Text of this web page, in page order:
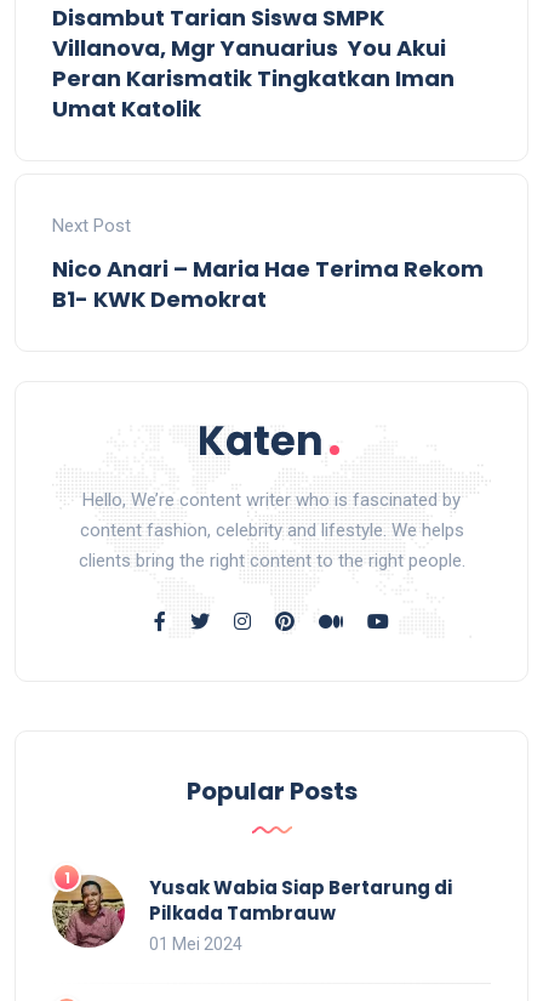
Disambut Tarian Siswa SMPK
Villanova, Mgr Yanuarius You Akui
Peran Karismatik Tingkatkan Iman
Umat Katolik
Next Post
Nico Anari – Maria Hae Terima Rekom
B1- KWK Demokrat
Hello, We’re content writer who is fascinated by
content fashion, celebrity and lifestyle. We helps
clients bring the right content to the right people.
Popular Posts
Yusak Wabia Siap Bertarung di
Pilkada Tambrauw
01 Mei 2024